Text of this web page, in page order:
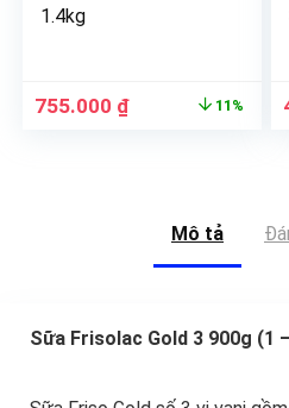
1.4kg
755.000 ₫ 11%
Mô tả
Sữa Frisolac Gold 3 900g (1